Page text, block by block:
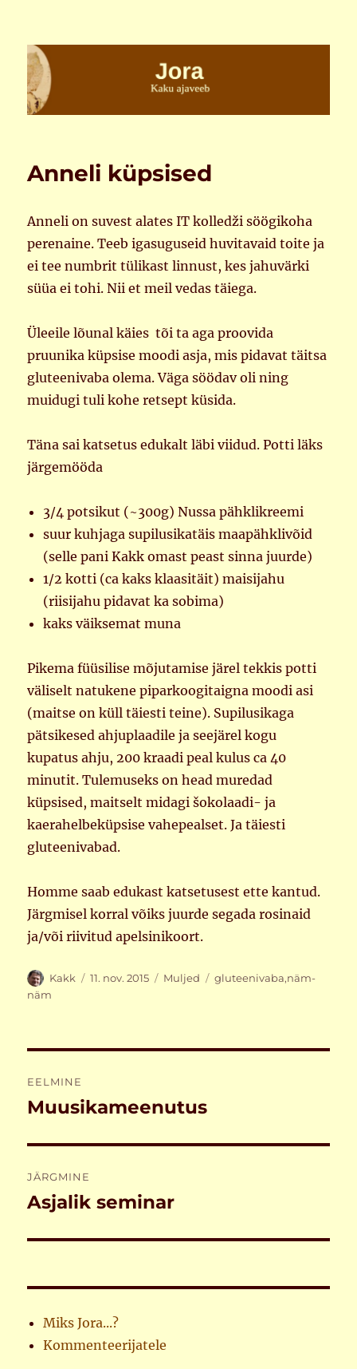
Jora
Anneli küpsised
Anneli on suvest alates IT kolledži söögikoha
perenaine. Teeb igasuguseid huvitavaid toite ja
ei tee numbrit tülikast linnust, kes jahuvärki
süüa ei tohi. Nii et meil vedas täiega.
Üleeile lõunal käies tõi ta aga proovida
pruunika küpsise moodi asja, mis pidavat täitsa
gluteenivaba olema. Väga söödav oli ning
muidugi tuli kohe retsept küsida.
Täna sai katsetus edukalt läbi viidud. Potti läks
järgemööda
3/4 potsikut (~300g) Nussa pähklikreemi
suur kuhjaga supilusikatäis maapähklivõid
(selle pani Kakk omast peast sinna juurde)
1/2 kotti (ca kaks klaasitäit) maisijahu
(riisijahu pidavat ka sobima)
kaks väiksemat muna
Pikema füüsilise mõjutamise järel tekkis potti
väliselt natukene piparkoogitaigna moodi asi
(maitse on küll täiesti teine). Supilusikaga
pätsikesed ahjuplaadile ja seejärel kogu
kupatus ahju, 200 kraadi peal kulus ca 40
minutit. Tulemuseks on head muredad
küpsised, maitselt midagi šokolaadi- ja
kaerahelbeküpsise vahepealset. Ja täiesti
gluteenivabad.
Homme saab edukast katsetusest ette kantud.
Järgmisel korral võiks juurde segada rosinaid
ja/või riivitud apelsinikoort.
Autor
Kakk Postitatud
11. nov. 2015 Rubriigid
Muljed Sildid
gluteenivaba,näm-
näm
EELMINE
Eelmine
Muusikameenutus
JÄRGMINE
Järgmine
Asjalik seminar
Miks Jora...?
Kommenteerijatele